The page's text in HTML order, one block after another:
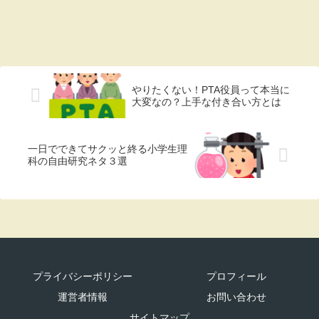
やりたくない！PTA役員って本当に
大変なの？上手な付き合い方とは
一日でできてサクッと終る小学生理
科の自由研究ネタ３選
プライバシーポリシー
プロフィール
運営者情報
お問い合わせ